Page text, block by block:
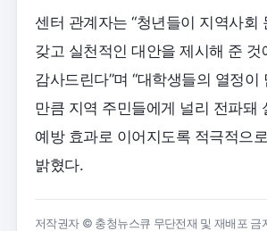
센터 관계자는 “청년들이 지역사회
갖고 실천적인 대안을 제시해 준 것
감사드린다”며 “대학생들의 열정이
만큼 지역 주민들에게 널리 전파돼
예방 효과로 이어지도록 적극적으
밝혔다.
저작권자 © 충청뉴스큐 무단전재 및 재배포 금